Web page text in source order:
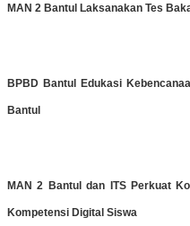
MAN 2 Bantul Laksanakan Tes
BPBD Bantul Edukasi
Bantul
MAN 2 Bantul dan ITS Perkuat
Kompetensi Digital Siswa